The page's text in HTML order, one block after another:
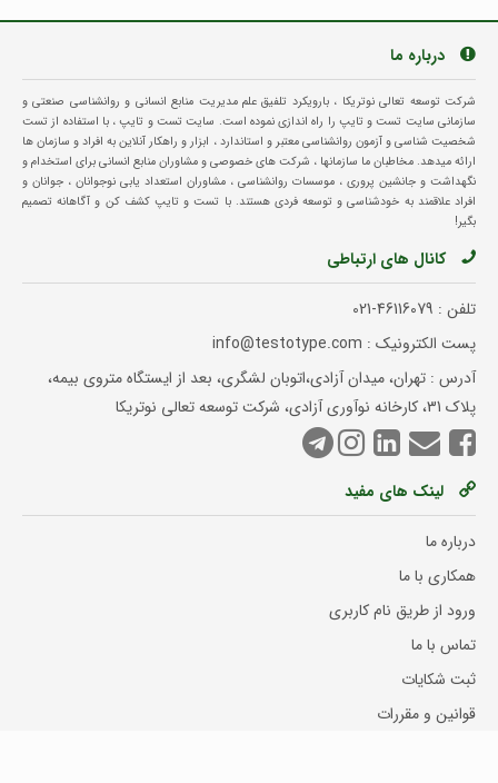
درباره ما
شرکت توسعه تعالی نوتریکا ، بارویکرد تلفیق علم مدیریت منابع انسانی و روانشناسی صنعتی و
سازمانی سایت تست و تایپ را راه اندازی نموده است. سایت تست و تایپ ، با استفاده از تست
شخصیت شناسی و آزمون روانشناسی معتبر و استاندارد ، ابزار و راهکار آنلاین به افراد و سازمان ها
ارائه میدهد. مخاطبان ما سازمانها ، شرکت های خصوصی و مشاوران منابع انسانی برای استخدام و
نگهداشت و جانشین پروری ، موسسات روانشناسی ، مشاوران استعداد یابی نوجوانان ، جوانان و
افراد علاقمند به خودشناسی و توسعه فردی هستند. با تست و تایپ کشف کن و آگاهانه تصمیم
بگیر!
کانال های ارتباطی
تلفن : 021-46116079
پست الکترونیک : info@testotype.com
آدرس : تهران، میدان آزادی،اتوبان لشگری، بعد از ایستگاه متروی بیمه،
پلاک 31، کارخانه نوآوری آزادی، شرکت توسعه تعالی نوتریکا
لینک های مفید
درباره ما
همکاری با ما
ورود از طریق نام کاربری
تماس با ما
ثبت شکایات
قوانین و مقررات